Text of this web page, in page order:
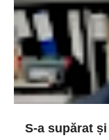
S-a supărat